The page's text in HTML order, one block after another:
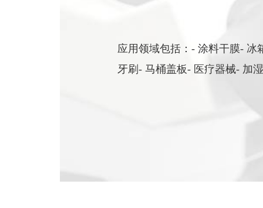
应用领域包括：- 涂料干膜- 冰
牙刷- 马桶盖板- 医疗器械- 加